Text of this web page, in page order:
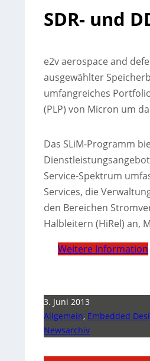
SDR- und
e2v aerospace and
ausgewählter
umfangreiches
(PLP) von Micron um
Das SLiM-Programm
Service-Spektrum
Services, die
den Bereichen
Halbleitern (HiRel) an,
Weitere Information
3. Juni 2013
Allgemein, Embedded
Newsarchiv